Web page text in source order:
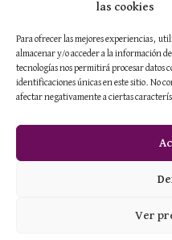
las cookies
Para ofrecer las mejores experiencias,
almacenar y/o acceder a la información
tecnologías nos permitirá procesar datos
identificaciones únicas en este sitio. No
afectar negativamente a ciertas
Ver
fueron Salford y
Página
1 Página
2 Siguiente→
Política de